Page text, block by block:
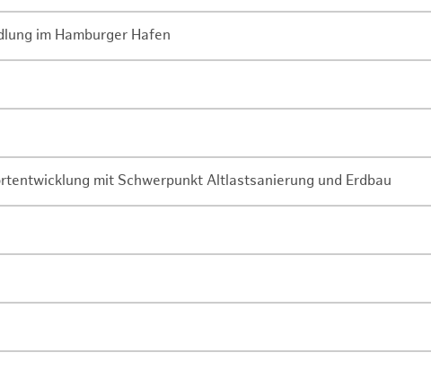
im Hamburger Hafen
mit Schwerpunkt Altlastsanierung und Erdbau